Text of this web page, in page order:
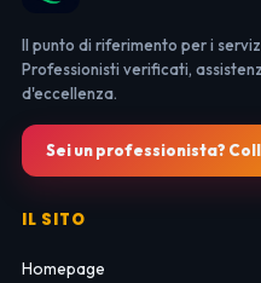
Il punto di riferimento per i
Professionisti verificati,
d'eccellenza.
Sei un professionista?
IL SITO
Homepage